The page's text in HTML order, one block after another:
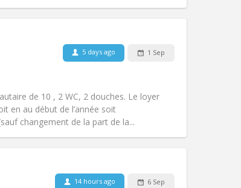
5 days ago 1 Sep
de 10 , 2 WC, 2 douches. Le loyer
en au début de l’année soit
changement de la part de la...
Other
Atmosphere:Community
14 hours ago 6 Sep